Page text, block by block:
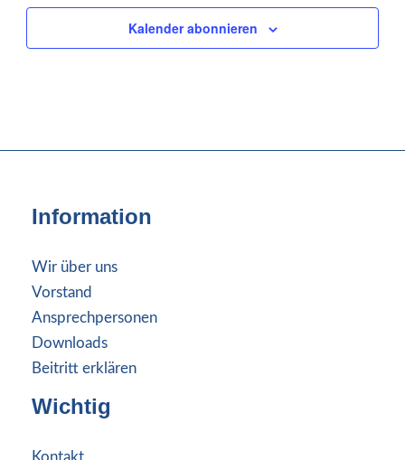
Kalender abonnieren
Information
Wir über uns
Vorstand
Ansprechpersonen
Downloads
Beitritt erklären
Wichtig
Kontakt